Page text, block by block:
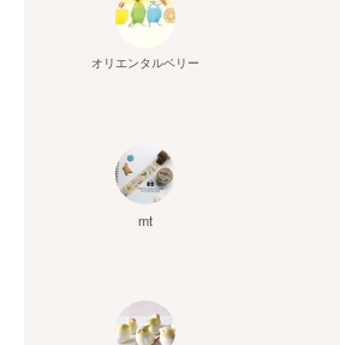
オリエンタルベリー
mt